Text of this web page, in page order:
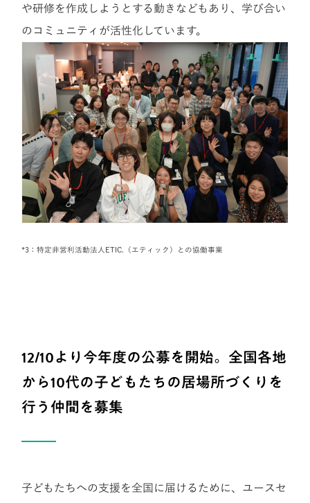
や研修を作成しようとする動きなどもあり、学び合い
のコミュニティが活性化しています。
*3：特定非営利活動法人ETIC.（エティック）との協働事業
12/10より今年度の公募を開始。全国各地
から10代の子どもたちの居場所づくりを
行う仲間を募集
子どもたちへの支援を全国に届けるために、ユースセ